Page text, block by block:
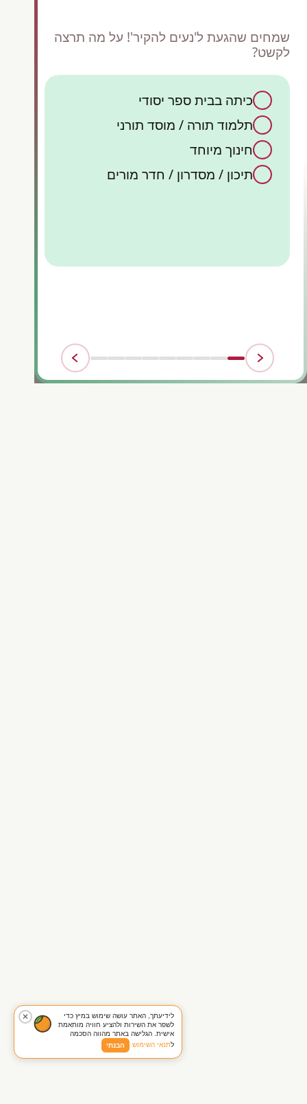
✕
לידיעתך, האתר עושה שימוש במיץ כדי
לשפר את השירות ולהציע חוויה מותאמת
אישית. הגלישה באתר מהווה הסכמה
לתנאי השימוש הבנתי
שמחים שהגעת ל'נעים להקיר'! על מה תרצה
לקשט?
כיתה בבית ספר יסודי
תלמוד תורה / מוסד תורני
חינוך מיוחד
תיכון / מסדרון / חדר מורים